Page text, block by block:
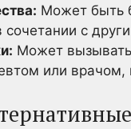
Может быть
сочетании с
Может вызывать
или